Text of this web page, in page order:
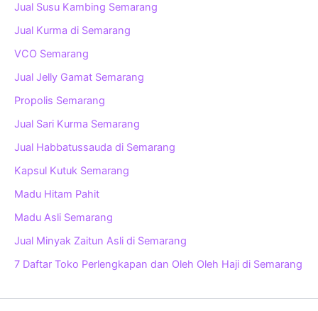
Jual Susu Kambing Semarang
Jual Kurma di Semarang
VCO Semarang
Jual Jelly Gamat Semarang
Propolis Semarang
Jual Sari Kurma Semarang
Jual Habbatussauda di Semarang
Kapsul Kutuk Semarang
Madu Hitam Pahit
Madu Asli Semarang
Jual Minyak Zaitun Asli di Semarang
7 Daftar Toko Perlengkapan dan Oleh Oleh Haji di Semarang